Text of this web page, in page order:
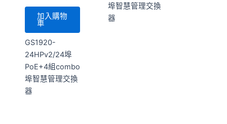
加入購物
車
GS1920-
24HPv2/24埠
PoE+4組combo
埠智慧管理交換
器
埠智慧管理交換
器